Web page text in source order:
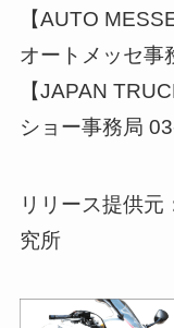
【AUTO
オートメッセ事
【JAPAN
ショー事務局
リリース提供
究所